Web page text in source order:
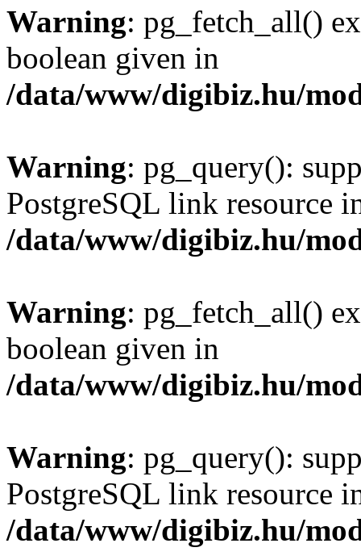
Warning: pg_fetch_all()
boolean given in
/data/www/digibiz.hu/
Warning: pg_query():
PostgreSQL link resource
/data/www/digibiz.hu/
Warning: pg_fetch_all()
boolean given in
/data/www/digibiz.hu/
Warning: pg_query():
PostgreSQL link resource
/data/www/digibiz.hu/